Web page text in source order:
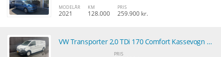
MODELÅR
2021
KM
128.000
PRIS
259.900 kr.
VW Transporter 2,0 TDi 170 Comfort Kassevogn aut. LWB
PRIS